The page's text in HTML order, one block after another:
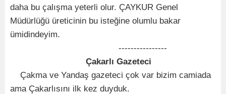
daha bu çalışma yeterli olur. ÇAYKUR Genel
Müdürlüğü üreticinin bu isteğine olumlu bakar
ümidindeyim.
----------------
Çakarlı Gazeteci
Çakma ve Yandaş gazeteci çok var bizim camiada
ama Çakarlısını ilk kez duyduk.